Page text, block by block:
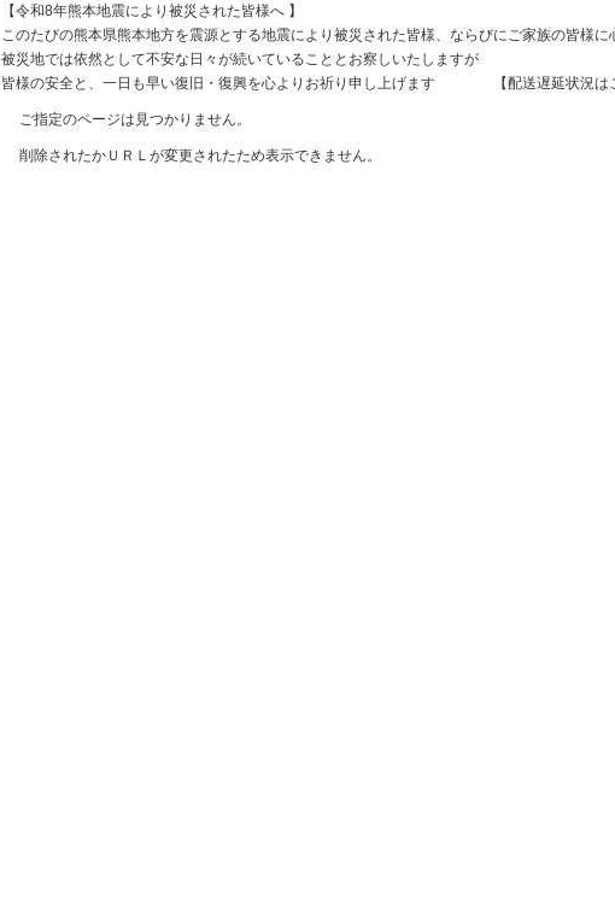
【令和8年熊本地震により被災された皆様へ 】
このたびの熊本県熊本地方を震源とする地震により被災された皆様、ならびにご家族の皆様に
被災地では依然として不安な日々が続いていることとお察しいたしますが
皆様の安全と、一日も早い復旧・復興を心よりお祈り申し上げます
【配送遅延状況は
ご指定のページは見つかりません。
削除されたかＵＲＬが変更されたため表示できません。